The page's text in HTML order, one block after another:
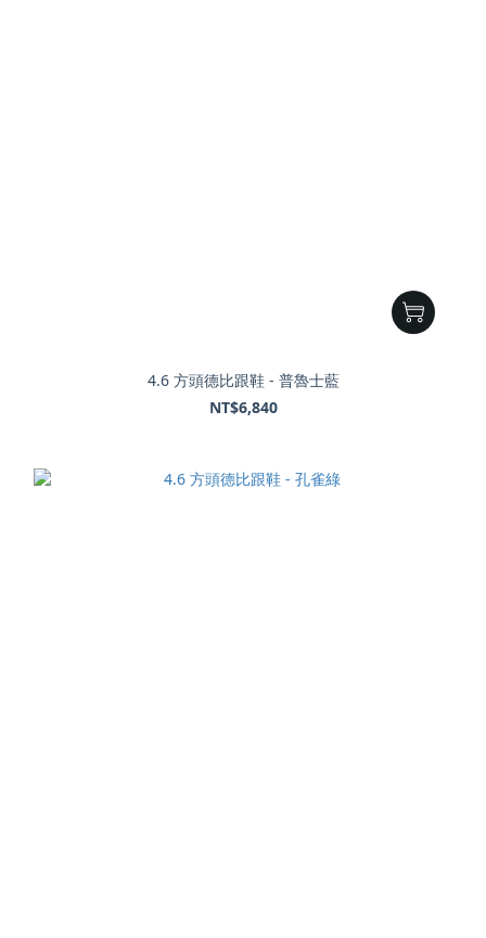
4.6 方頭德比跟鞋 - 普魯士藍
NT$6,840